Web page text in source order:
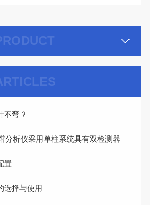
不弯？
分析仪采用单柱系统具有双检测器
置
选择与使用